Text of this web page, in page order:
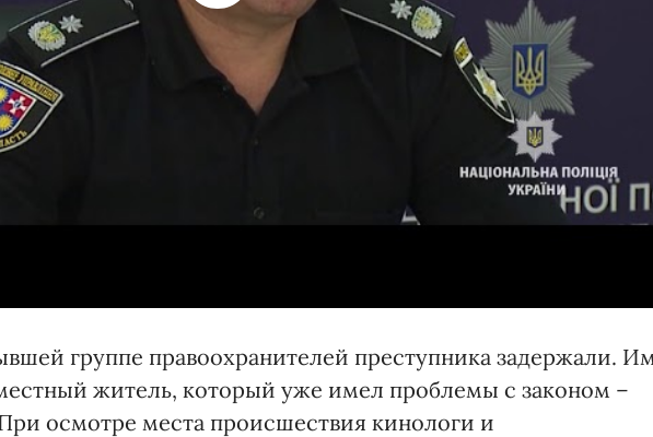
группе правоохранителей преступника задержали. Им
житель, который уже имел проблемы с законом –
осмотре места происшествия кинологи и